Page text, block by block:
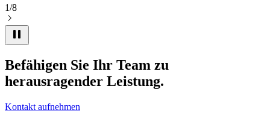
1/8
Befähigen Sie Ihr Team zu
herausragender Leistung.
Kontakt aufnehmen